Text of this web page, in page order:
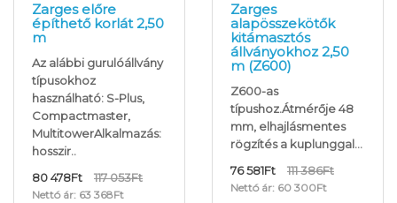
Zarges előre
építhető korlát 2,50
m
Az alábbi gurulóállvány
típusokhoz
használható: S-Plus,
Compactmaster,
MultitowerAlkalmazás:
hosszir..
80 478Ft
117 053Ft
Nettó ár: 63 368Ft
Zarges
alapösszekötők
kitámasztós
állványokhoz 2,50
m (Z600)
Z600-as
típushoz.Átmérője 48
mm, elhajlásmentes
rögzítés a kuplunggal...
76 581Ft
111 386Ft
Nettó ár: 60 300Ft